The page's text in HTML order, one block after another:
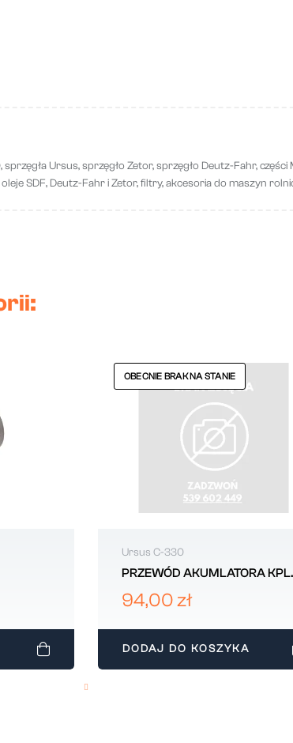
Ursus, sprzęgło Zetor, sprzęgło Deutz-Fahr,
SDF, Deutz-Fahr i Zetor, filtry, akcesoria do maszyn
OBECNIE BRAK NA STANIE
Ursus C-330
PRZEWÓD AKUMLATORA KPL
C330 020737
94,00 zł
DODAJ DO KOSZYKA